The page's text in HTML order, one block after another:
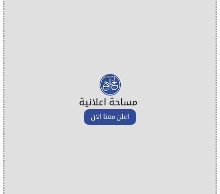
مساحة اعلانية
اعلن معنا الان